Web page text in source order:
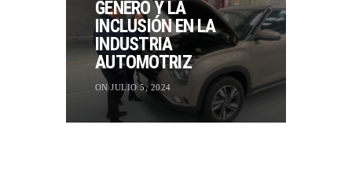
GÉNERO Y LA
INCLUSIÓN EN LA
INDUSTRIA
AUTOMOTRIZ
ON JULIO 5, 2024